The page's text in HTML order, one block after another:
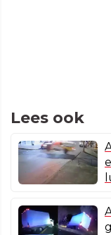
Lees ook